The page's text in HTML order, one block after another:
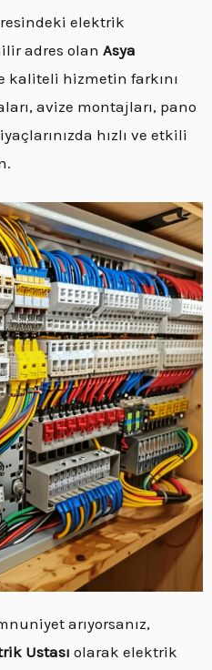
elektrik
adres olan Asya
kaliteli hizmetin farkını
avize montajları, pano
hızlı ve etkili
arıyorsanız,
Ustası olarak elektrik